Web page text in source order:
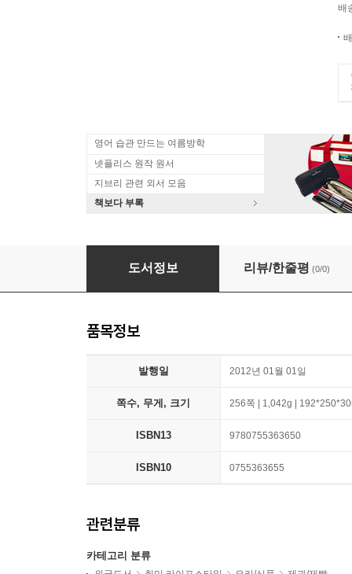
배
영어 습관 만드는 여름방학
넷플리스 원작 원서
지브리 관련 외서 모음
책보다 부록
The Fabulous Baker Brothers
도서정보 리뷰/한줄평 (0/0)
품목정보
발행일 2012년 01월 01일
쪽수, 무게, 크기 256쪽 | 1,042g |
ISBN13 9780755363650
ISBN10 0755363655
관련분류
카테고리 분류